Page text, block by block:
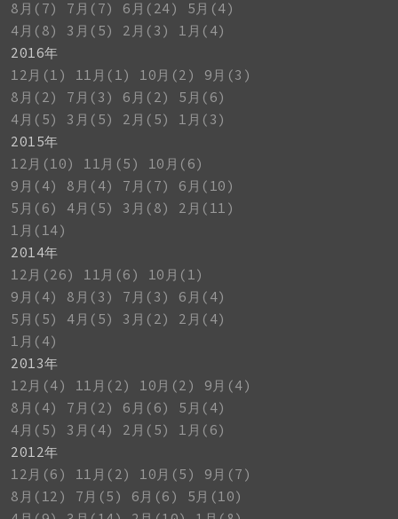
8月(7)
7月(7) 6月(24)
5月(4)
4月(8)
3月(5) 2月(3)
1月(4)
2016年
12月(1)
11月(1) 10月(2)
9月(3)
8月(2)
7月(3) 6月(2)
5月(6)
4月(5)
3月(5) 2月(5)
1月(3)
2015年
12月(10)
11月(5)
10月(6)
9月(4)
8月(4) 7月(7)
6月(10)
5月(6)
4月(5) 3月(8)
2月(11)
1月(14)
2014年
12月(26)
11月(6)
10月(1)
9月(4)
8月(3) 7月(3)
6月(4)
5月(5)
4月(5) 3月(2)
2月(4)
1月(4)
2013年
12月(4)
11月(2) 10月(2)
9月(4)
8月(4)
7月(2) 6月(6)
5月(4)
4月(5)
3月(4) 2月(5)
1月(6)
2012年
12月(6)
11月(2) 10月(5)
9月(7)
8月(12)
7月(5) 6月(6)
5月(10)